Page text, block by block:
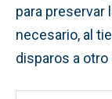
para preservar
necesario, al
disparos a